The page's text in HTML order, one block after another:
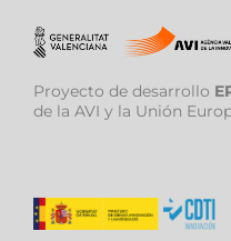
Proyecto de desarrollo
de la AVI y la Unión